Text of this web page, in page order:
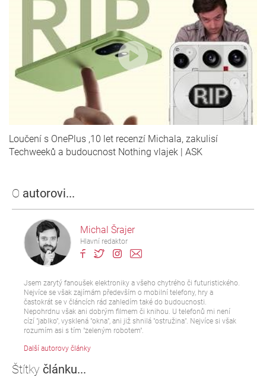
O autorovi...
Michal Šrajer
Hlavní redaktor
Jsem zarytý fanoušek elektroniky a všeho chytrého či futuristického.
Nejvíce se však zajímám především o mobilní telefony, hry a
častokrát se v článcích rád zahledím také do budoucnosti.
Nepohrdnu však ani dobrým filmem či knihou. U telefonů mi není
cízí "jablko", vysklená "okna", ani již shnilá "ostružina". Nejvíce si však
rozumím asi s tím "zeleným robotem".
Další autorovy články
Štítky článku...
Loučení s OnePlus ,10 let recenzí Michala, zakulisí
Techweeků a budoucnost Nothing vlajek | ASK